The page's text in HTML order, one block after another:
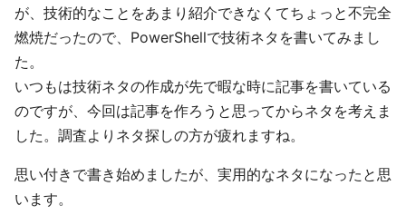
が、技術的なことをあまり紹介できなくてちょっと不完全
燃焼だったので、PowerShellで技術ネタを書いてみまし
た。
いつもは技術ネタの作成が先で暇な時に記事を書いている
のですが、今回は記事を作ろうと思ってからネタを考えま
した。調査よりネタ探しの方が疲れますね。
思い付きで書き始めましたが、実用的なネタになったと思
います。